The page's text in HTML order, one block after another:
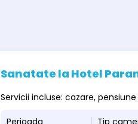
Sanatate la Hotel
Servicii incluse: cazare,
Perioada Tip